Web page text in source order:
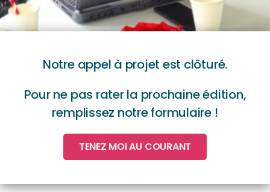
Notre appel à projet est clôturé.
Pour ne pas rater la prochaine édition,
remplissez notre formulaire !
TENEZ MOI AU COURANT